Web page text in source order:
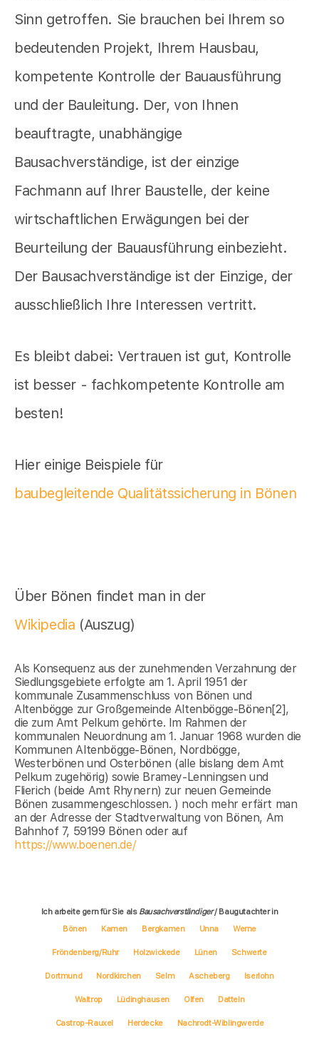
Sinn getroffen. Sie brauchen bei Ihrem so
bedeutenden Projekt, Ihrem Hausbau,
kompetente Kontrolle der Bauausführung
und der Bauleitung. Der, von Ihnen
beauftragte, unabhängige
Bausachverständige, ist der einzige
Fachmann auf Ihrer Baustelle, der keine
wirtschaftlichen Erwägungen bei der
Beurteilung der Bauausführung einbezieht.
Der Bausachverständige ist der Einzige, der
ausschließlich Ihre Interessen vertritt.
Es bleibt dabei: Vertrauen ist gut, Kontrolle
ist besser - fachkompetente Kontrolle am
besten!
Hier einige Beispiele für
baubegleitende Qualitätssicherung in Bönen
Über Bönen findet man in der
Wikipedia (Auszug)
Als Konsequenz aus der zunehmenden Verzahnung der
Siedlungsgebiete erfolgte am 1. April 1951 der
kommunale Zusammenschluss von Bönen und
Altenbögge zur Großgemeinde Altenbögge-Bönen[2],
die zum Amt Pelkum gehörte. Im Rahmen der
kommunalen Neuordnung am 1. Januar 1968 wurden die
Kommunen Altenbögge-Bönen, Nordbögge,
Westerbönen und Osterbönen (alle bislang dem Amt
Pelkum zugehörig) sowie Bramey-Lenningsen und
Flierich (beide Amt Rhynern) zur neuen Gemeinde
Bönen zusammengeschlossen. ) noch mehr erfärt man
an der Adresse der Stadtverwaltung von Bönen, Am
Bahnhof 7, 59199 Bönen oder auf
https://www.boenen.de/
Ich arbeite gern für Sie als Bausachverständiger/ Baugutachter in
Bönen
Kamen Bergkamen Unna Werne
Fröndenberg/Ruhr Holzwickede Lünen Schwerte
Dortmund Nordkirchen Selm Ascheberg Iserlohn
Waltrop Lüdinghausen Olfen Datteln
Castrop-Rauxel Herdecke Nachrodt-Wiblingwerde